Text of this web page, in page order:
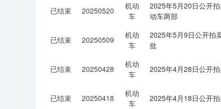
已结束 20250520
机动
车
2025年5月20日公开
动车两部
已结束 20250509
机动
车
2025年5月9日公开拍
批
已结束 20250428
机动
车
2025年4月28日公开
已结束 20250418
机动
车
2025年4月18日公开